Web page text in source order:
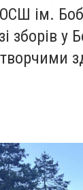
ім.
зборів у